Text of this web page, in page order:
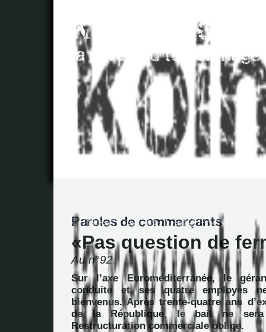
Pas question de
Au n°92
Sur l’axe Euroméditerranée, le
conduite et ses quatre employés
bienvenus. Après trente-quatre ans
de la République, le bail ne sera
Restructuration commerciale oblige.